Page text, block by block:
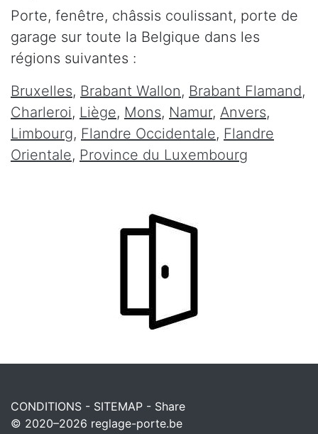
Porte, fenêtre, châssis coulissant, porte de
garage sur toute la Belgique dans les
régions suivantes :
Bruxelles, Brabant Wallon, Brabant Flamand,
Charleroi, Liège, Mons, Namur, Anvers,
Limbourg, Flandre Occidentale, Flandre
Orientale, Province du Luxembourg
CONDITIONS - SITEMAP - Share
© 2020–2026 reglage-porte.be